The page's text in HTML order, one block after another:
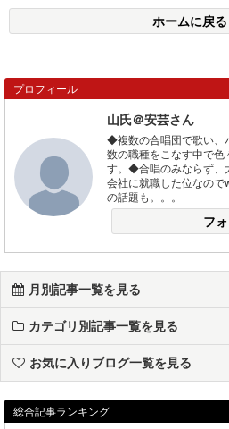
ホームに戻る
プロフィール
山氏＠安芸さん
◆複数の合唱団で歌い、
数の職種をこなす中で色
す。◆合唱のみならず、
会社に就職した位なので
の話題も。。。
フ
月別記事一覧を見る
カテゴリ別記事一覧を見る
お気に入りブログ一覧を見る
総合記事ランキング